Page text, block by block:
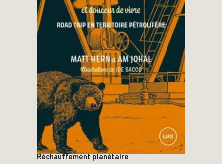
Réchauffement planétaire